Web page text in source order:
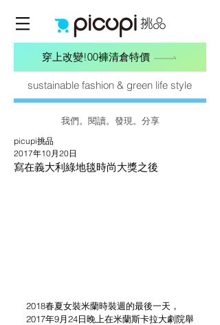
穿上改變!00褲清倉特價
sustainable fashion & green life style
我們。閱讀。發現。分享
寫在義大利綠地毯時尚大獎之後
picupi挑品
2017年10月20日
2018春夏女裝米蘭時裝週的最後一天，
2017年9月24日晚上在米蘭斯卡拉大劇院舉